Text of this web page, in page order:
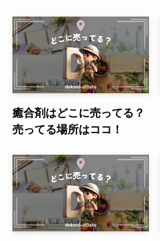
癒合剤はどこに売ってる？
売ってる場所はココ！